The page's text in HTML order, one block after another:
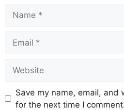
Save my name, email,
for the next time I